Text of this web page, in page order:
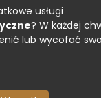
INNE
usługi
? W każdej
lub wycofać